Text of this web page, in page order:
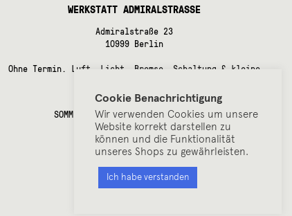
WERKSTATT ADMIRALSTRASSE
Admiralstraße 23
10999 Berlin
Ohne Termin. Luft, Licht, Bremse, Schaltung & kleine
ÖFFUNGSZEITEN
SOMMERPAUSE bis Anfang September!
Cookie Benachrichtigung
Wir verwenden Cookies um unsere
Website korrekt darstellen zu
können und die Funktionalität
unseres Shops zu gewährleisten.
Ich habe verstanden